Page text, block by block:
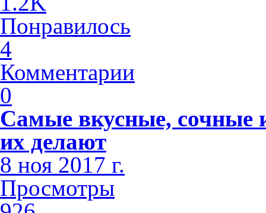
Понравилось
4
Комментарии
0
Самые вкусные, сочные
их делают
8 ноя 2017 г.
Просмотры